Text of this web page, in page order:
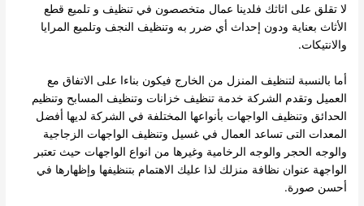
لا تقلق على اثاثك فلدينا عمال متخصصون في تنظيف و تلميع قطع
الأثاث بعناية ودون إحداث أي ضرر به وتنظيف النجف وتلميع المرايا
والانتيكات.
أما بالنسبة لتنظيف المنزل من الخارج فيكون بناءا على الاتفاق مع
العميل وتقدم الشركة خدمة تنظيف خزانات وتنظيف المسابح وتنظيم
الحدائق وتنظيف الواجهات بأنواعها المختلفة في الشركة لديها أفضل
المعدات التى تساعد العمال في غسيل وتنظيف الواجهات الزجاجية
والوجه الحجر والوجه الرخامية وغيرها من انواع الواجهات حيث تعتبر
الواجهة عنوان نظافة منزلك لذا عليك الاهتمام بتنظيفها وإظهارها في
أحسن صورة.